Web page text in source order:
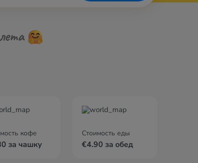
кофе
за чашку
Стоимость еды
€4.90 за обед